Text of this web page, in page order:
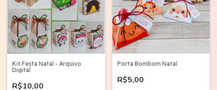
Kit Festa Natal - Arquivo
Digital
R$10,00
Porta Bombom Natal
R$5,00